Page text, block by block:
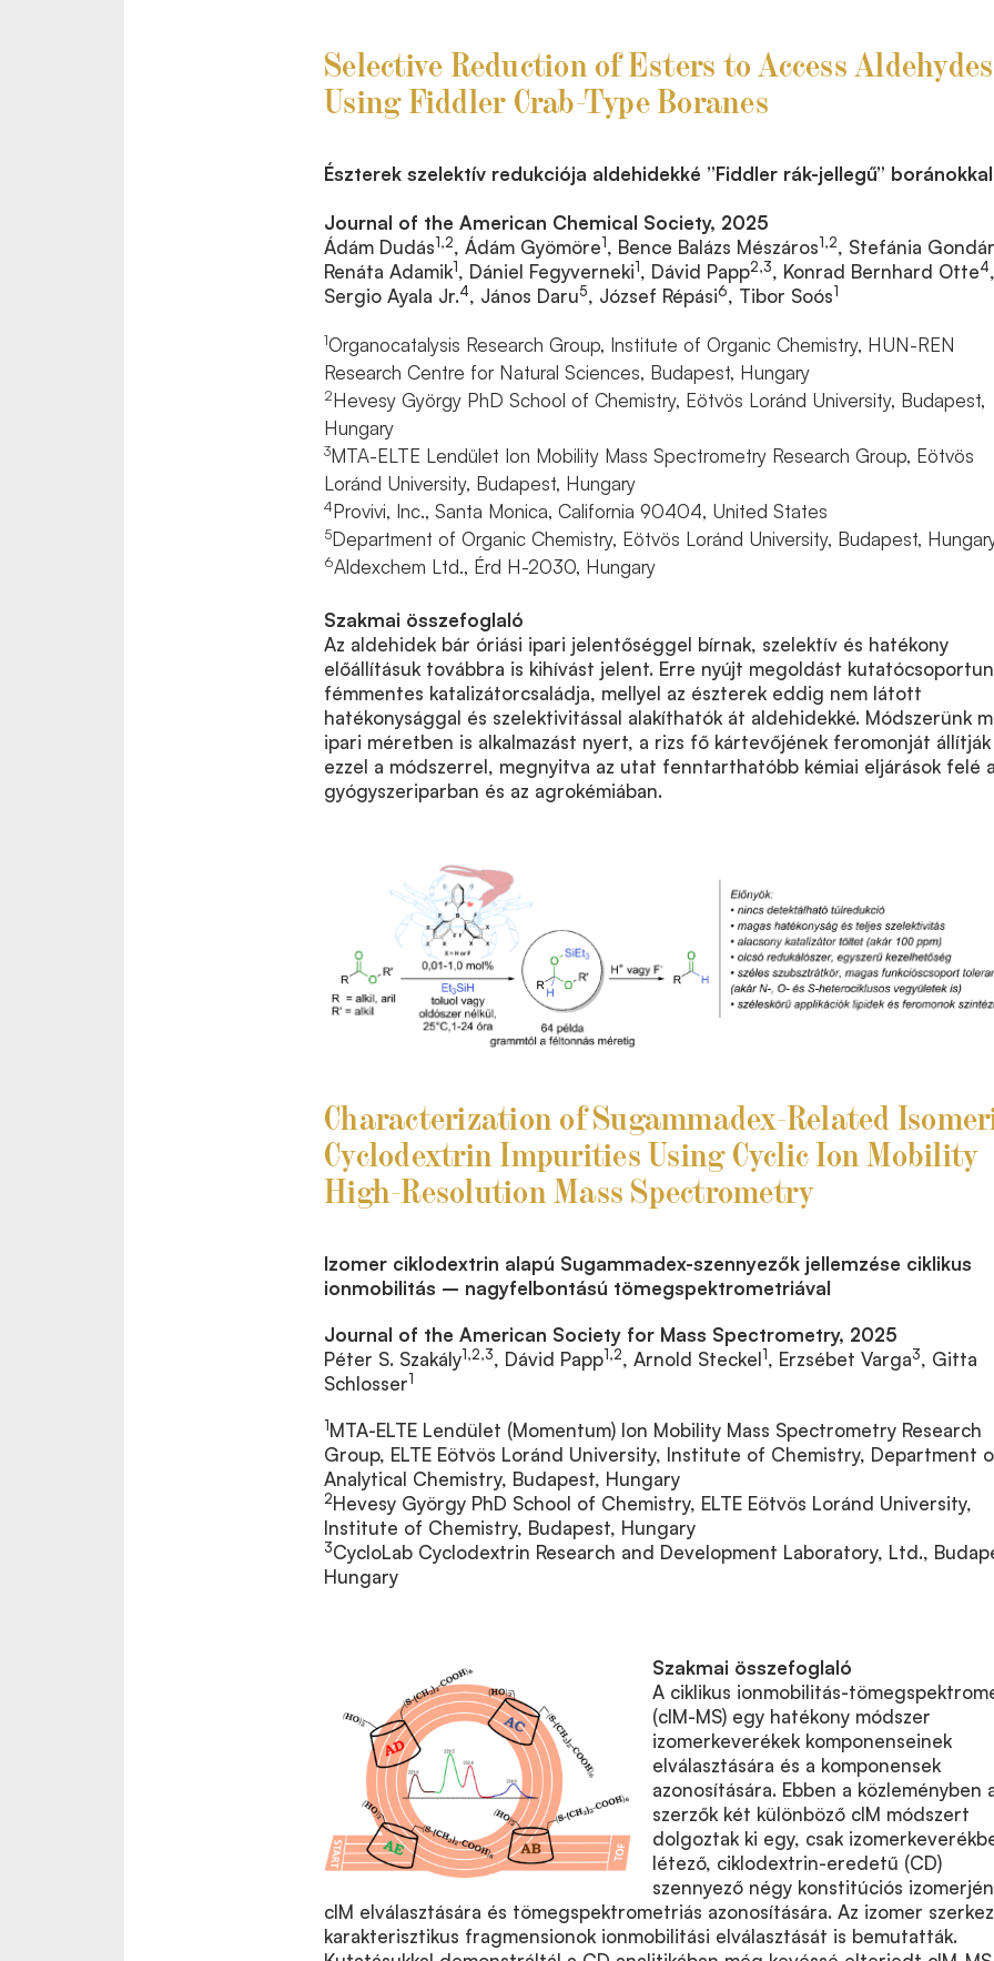
Selective Reduction of Esters to Access Aldehydes
Using Fiddler Crab-Type Boranes
Észterek szelektív redukciója aldehidekké ”Fiddler rák-jellegű” boránokkal
Journal of the American Chemical Society, 2025
Ádám Dudás1,2, Ádám Gyömöre1, Bence Balázs Mészáros1,2, Stefánia Gondár
Renáta Adamik1, Dániel Fegyverneki1, Dávid Papp2,3, Konrad Bernhard Otte4,
Sergio Ayala Jr.4, János Daru5, József Répási6, Tibor Soós1
1Organocatalysis Research Group, Institute of Organic Chemistry, HUN-REN
Research Centre for Natural Sciences, Budapest, Hungary
2Hevesy György PhD School of Chemistry, Eötvös Loránd University, Budapest,
Hungary
3MTA-ELTE Lendület Ion Mobility Mass Spectrometry Research Group, Eötvös
Loránd University, Budapest, Hungary
4Provivi, Inc., Santa Monica, California 90404, United States
5Department of Organic Chemistry, Eötvös Loránd University, Budapest,
6Aldexchem Ltd., Érd H-2030, Hungary
Szakmai összefoglaló
Az aldehidek bár óriási ipari jelentőséggel bírnak, szelektív és hatékony
előállításuk továbbra is kihívást jelent. Erre nyújt megoldást
fémmentes katalizátorcsaládja, mellyel az észterek eddig nem látott
hatékonysággal és szelektivitással alakíthatók át aldehidekké. Módszerünk
ipari méretben is alkalmazást nyert, a rizs fő kártevőjének feromonját
ezzel a módszerrel, megnyitva az utat fenntarthatóbb kémiai eljárások felé
gyógyszeriparban és az agrokémiában.
Characterization of Sugammadex-Related
Cyclodextrin Impurities Using Cyclic Ion Mobility
High-Resolution Mass Spectrometry
Izomer ciklodextrin alapú Sugammadex-szennyezők jellemzése ciklikus
ionmobilitás – nagyfelbontású tömegspektrometriával
Journal of the American Society for Mass Spectrometry, 2025
Péter S. Szakály1,2,3, Dávid Papp1,2, Arnold Steckel1, Erzsébet Varga3, Gitta
Schlosser1
1MTA-ELTE Lendület (Momentum) Ion Mobility Mass Spectrometry Research
Group, ELTE Eötvös Loránd University, Institute of Chemistry, Department
Analytical Chemistry, Budapest, Hungary
2Hevesy György PhD School of Chemistry, ELTE Eötvös Loránd University,
Institute of Chemistry, Budapest, Hungary
3CycloLab Cyclodextrin Research and Development Laboratory, Ltd.,
Hungary
Szakmai összefoglaló
A ciklikus ionmobilitás-
(cIM-MS) egy hatékony módszer
izomerkeverékek komponenseinek
elválasztására és a komponensek
azonosítására. Ebben a közleményben
szerzők két különböző cIM módszert
dolgoztak ki egy, csak
létező, ciklodextrin-eredetű (CD)
szennyező négy konstitúciós
cIM elválasztására és tömegspektrometriás azonosítására. Az izomer
karakterisztikus fragmensionok ionmobilitási elválasztását is bemutatták.